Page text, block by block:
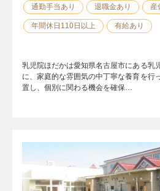
通勤手当あり 退職金あり 産
年間休日110日以上 有給あり
乳児院ほだかは愛知県名古屋市にある乳
に、家庭的な雰囲気の中丁寧な養育を行
置し、個別に関わる機会を確保…